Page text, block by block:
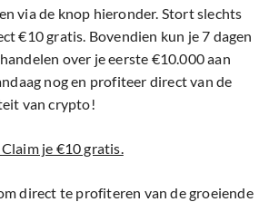
via de knop hieronder. Stort slechts
€10 gratis. Bovendien kun je 7 dagen
over je eerste €10.000 aan
nog en profiteer direct van de
van crypto!
je €10 gratis.
direct te profiteren van de groeiende